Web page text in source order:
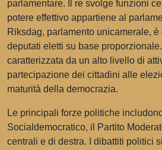
parlamentare. Il re svolge funzioni
potere effettivo appartiene al
Riksdag, parlamento unicamerale, è
deputati eletti su base
caratterizzata da un alto livello di
partecipazione dei cittadini alle
maturità della democrazia.
Le principali forze politiche
Socialdemocratico, il Partito
centrali e di destra. I dibattiti politici